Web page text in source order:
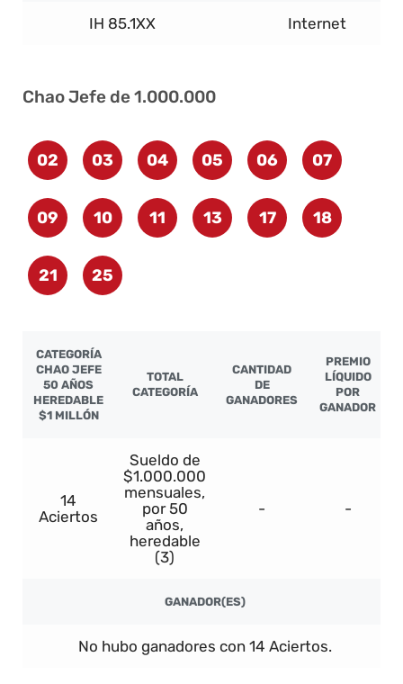
IH 85.1XX Internet
Chao Jefe de 1.000.000
02 03 04 05 06 07
09 10 11 13 17 18
21 25
CATEGORÍA
CHAO JEFE
50 AÑOS
HEREDABLE
$1 MILLÓN
TOTAL
CATEGORÍA
CANTIDAD
DE
GANADORES
PREMIO
LÍQUIDO
POR
GANADOR
14
Aciertos
Sueldo de
$1.000.000
mensuales,
por 50
años,
heredable
(3)
- -
GANADOR(ES)
No hubo ganadores con 14 Aciertos.